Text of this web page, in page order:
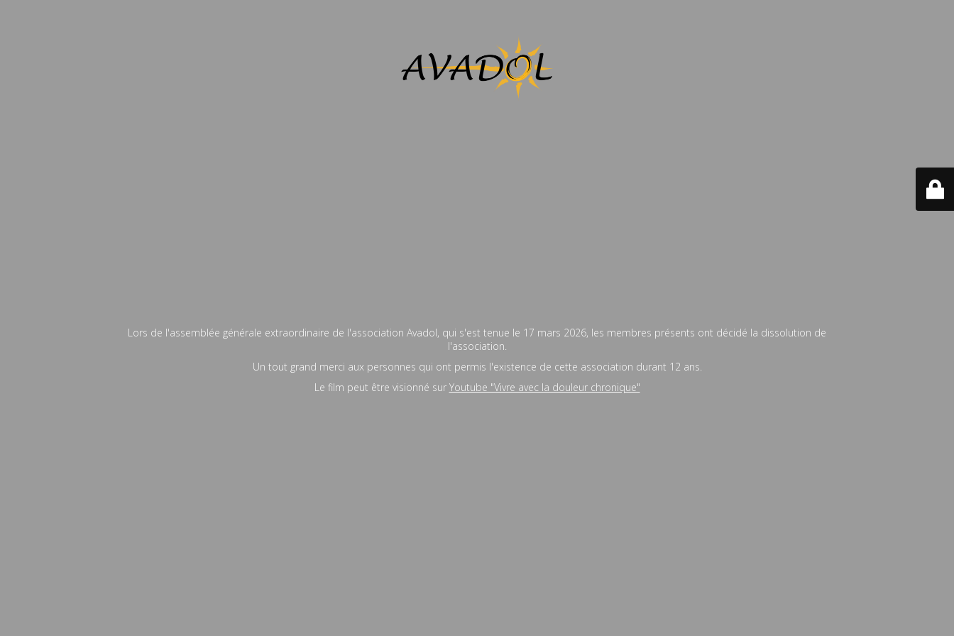
Lors de l'assemblée générale extraordinaire de l'association Avadol, qui s'est tenue le 17 mars 2026, les membres présents ont décidé la dissolution de
l'association.
Un tout grand merci aux personnes qui ont permis l'existence de cette association durant 12 ans.
Le film peut être visionné sur Youtube "Vivre avec la douleur chronique"